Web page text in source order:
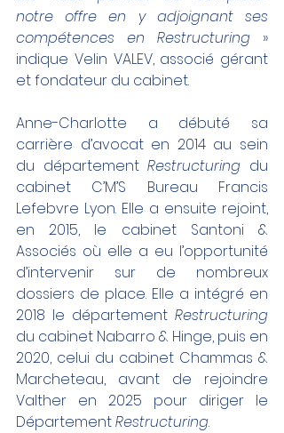
notre offre en y adjoignant ses
compétences en Restructuring »
indique Velin VALEV, associé gérant
et fondateur du cabinet.
Anne-Charlotte a débuté sa
carrière d’avocat en 2014 au sein
du département Restructuring du
cabinet C’M’S Bureau Francis
Lefebvre Lyon. Elle a ensuite rejoint,
en 2015, le cabinet Santoni &
Associés où elle a eu l’opportunité
d’intervenir sur de nombreux
dossiers de place. Elle a intégré en
2018 le département
du cabinet Nabarro & Hinge, puis en
2020, celui du cabinet Chammas &
Marcheteau, avant de rejoindre
Valther en 2025 pour diriger le
Département Restructuring.